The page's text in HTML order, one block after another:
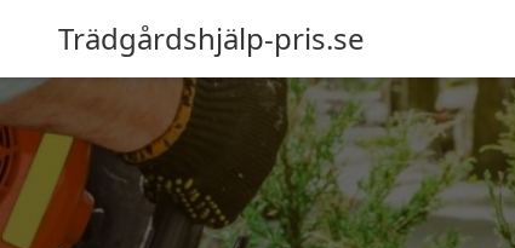
Trädgårdshjälp-pris.se